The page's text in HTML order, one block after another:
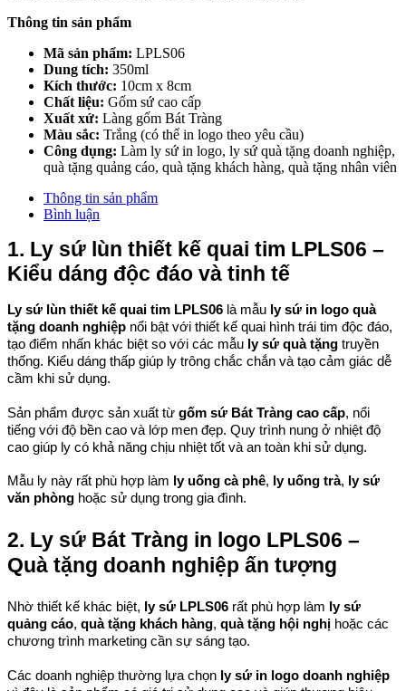
Thông tin sản phẩm
Mã sản phẩm: LPLS06
Dung tích: 350ml
Kích thước: 10cm x 8cm
Chất liệu: Gốm sứ cao cấp
Xuất xứ: Làng gốm Bát Tràng
Màu sắc: Trắng (có thể in logo theo yêu cầu)
Công dụng: Làm ly sứ in logo, ly sứ quà tặng doanh nghiệp,
quà tặng quảng cáo, quà tặng khách hàng, quà tặng nhân viên
Thông tin sản phẩm
Bình luận
1. Ly sứ lùn thiết kế quai tim LPLS06 –
Kiểu dáng độc đáo và tinh tế
Ly sứ lùn thiết kế quai tim LPLS06 là mẫu ly sứ in logo quà
tặng doanh nghiệp nổi bật với thiết kế quai hình trái tim độc đáo,
tạo điểm nhấn khác biệt so với các mẫu ly sứ quà tặng truyền
thống. Kiểu dáng thấp giúp ly trông chắc chắn và tạo cảm giác dễ
cầm khi sử dụng.
Sản phẩm được sản xuất từ gốm sứ Bát Tràng cao cấp, nổi
tiếng với độ bền cao và lớp men đẹp. Quy trình nung ở nhiệt độ
cao giúp ly có khả năng chịu nhiệt tốt và an toàn khi sử dụng.
Mẫu ly này rất phù hợp làm ly uống cà phê, ly uống trà, ly sứ
văn phòng hoặc sử dụng trong gia đình.
2. Ly sứ Bát Tràng in logo LPLS06 –
Quà tặng doanh nghiệp ấn tượng
Nhờ thiết kế khác biệt, ly sứ LPLS06 rất phù hợp làm ly sứ
quảng cáo, quà tặng khách hàng, quà tặng hội nghị hoặc các
chương trình marketing cần sự sáng tạo.
Các doanh nghiệp thường lựa chọn ly sứ in logo doanh nghiệp